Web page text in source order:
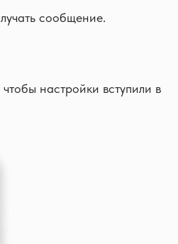
сообщение.
настройки вступили в